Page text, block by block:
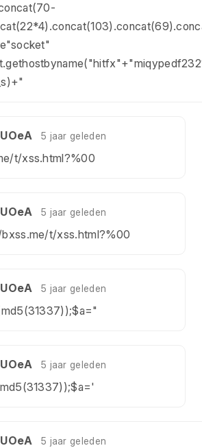
5 jaar geleden
t/xss.html?%00
5 jaar geleden
t/xss.html?%00
5 jaar geleden
5 jaar geleden
5 jaar geleden